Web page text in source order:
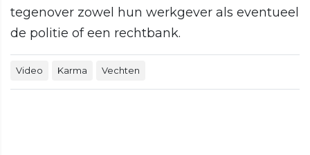
tegenover zowel hun werkgever als eventueel
de politie of een rechtbank.
Video Karma Vechten